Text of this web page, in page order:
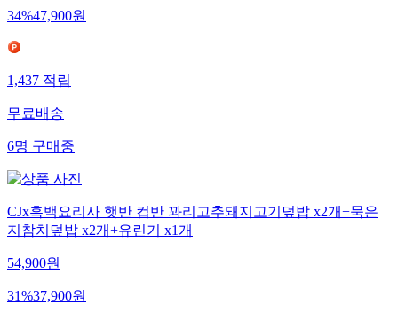
34%47,900원
1,437적립
무료배송
6명구매중
CJx흑백요리사 햇반 컵반 꽈리고추돼지고기덮밥 x2개+묵은
지참치덮밥 x2개+유린기 x1개
54,900원
31%37,900원